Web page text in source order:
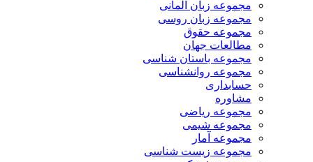
مجموعه زبان آلمانی
مجموعه زبان روسی
مجموعه حقوق
مطالعات جهان
مجموعه باستان شناسی
مجموعه روانشناسی
حسابداری
مشاوره
مجموعه ریاضی
مجموعه شیمی
مجموعه آمار
مجموعه زیست شناسی